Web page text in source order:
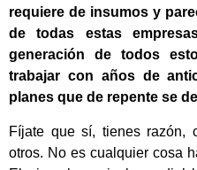
requiere de insumos y
de todas estas
generación de todos
trabajar con años de
planes que de repente se
Fíjate que sí, tienes razón,
otros. No es cualquier cosa